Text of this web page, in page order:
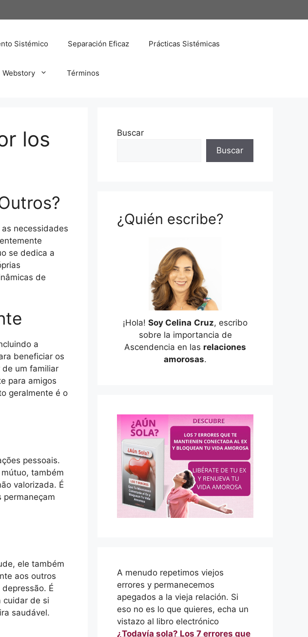
Sistémico Separación Eficaz Prácticas Sistémicas
Webstory Términos
los
necessidades
se dedica a
de
a
beneficiar os
de um familiar
para amigos
geralmente é o
pessoais.
também
valorizada. É
permaneçam
ele também
aos outros
É
cuidar de si
saudável.
Buscar
Buscar
¿Quién escribe?
¡Hola! Soy Celina Cruz, escribo
sobre la importancia de
Ascendencia en las relaciones
amorosas.
A menudo repetimos viejos
errores y permanecemos
apegados a la vieja relación. Si
eso no es lo que quieres, echa un
vistazo al libro electrónico
¿Todavía sola? Los 7 errores que